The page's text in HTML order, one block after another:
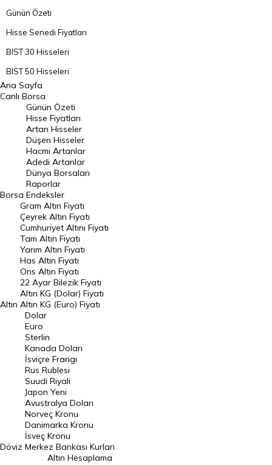
Günün Özeti
Hisse Senedi Fiyatları
BIST 30 Hisseleri
BIST 50 Hisseleri
BIST 100 Hisseleri
En Çok Artan Hisseler
En Çok Düşen Hisseler
Hacmi Artanlar
Geçmiş Kapanışlar
Dünya Borsaları
Raporlar
Endeksler
DÖVİZ
Döviz Kuru
Dolar Kuru
Euro Kuru
Pound Kuru
Frank Kuru
Riyal Kuru
Avustralya Doları
Danimarka Kronu Kuru
Kanada Doları Kuru
Norveç Kronu Kuru
Ana Sayfa
Canlı Borsa
Borsa
Günün Özeti
Hisse Fiyatları
Artan Hisseler
Düşen Hisseler
Hacmi Artanlar
Adedi Artanlar
Dünya Borsaları
Raporlar
Endeksler
Altın
Gram Altın Fiyatı
Çeyrek Altın Fiyatı
Cumhuriyet Altını Fiyatı
Tam Altın Fiyatı
Yarım Altın Fiyatı
Has Altın Fiyatı
Ons Altın Fiyatı
22 Ayar Bilezik Fiyatı
Altın KG (Dolar) Fiyatı
Altın KG (Euro) Fiyatı
Döviz
Dolar
Euro
Sterlin
Kanada Doları
İsviçre Frangı
Rus Rublesi
Suudi Riyali
Japon Yeni
Avustralya Doları
Norveç Kronu
Danimarka Kronu
İsveç Kronu
Merkez Bankası Kurlari
Altın Hesaplama